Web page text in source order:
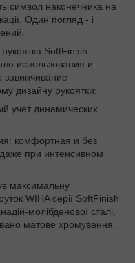
символ наконечника на
Один погляд - і
SoftFinish
использования и
дизайну рукоятки:
учет динамических
комфортная и без
при интенсивном
максимальну
WIHA серії SoftFinish
молібденової сталі,
матове хромування.